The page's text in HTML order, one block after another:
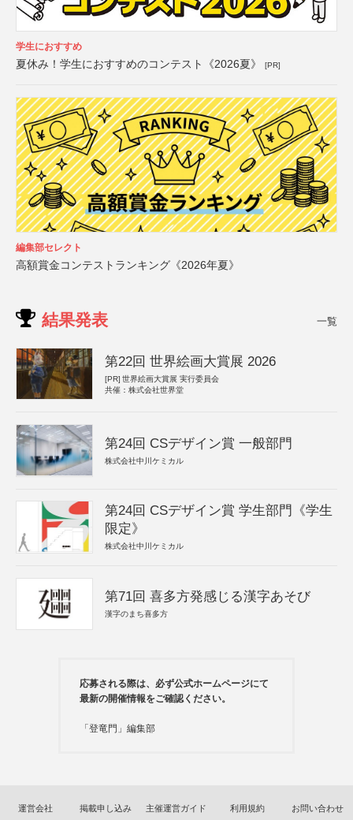
学生におすすめ
夏休み！学生におすすめのコンテスト《2026夏》 [PR]
編集部セレクト
高額賞金コンテストランキング《2026年夏》
結果発表 一覧
第22回 世界絵画大賞展 2026
[PR] 世界絵画大賞展 実行委員会
共催：株式会社世界堂
第24回 CSデザイン賞 一般部門
株式会社中川ケミカル
第24回 CSデザイン賞 学生部門《学生
限定》
株式会社中川ケミカル
第71回 喜多方発感じる漢字あそび
漢字のまち喜多方
応募される際は、必ず公式ホームページにて
最新の開催情報をご確認ください。
「登竜門」編集部
運営会社 掲載申し込み 主催運営ガイド 利用規約 お問い合わせ